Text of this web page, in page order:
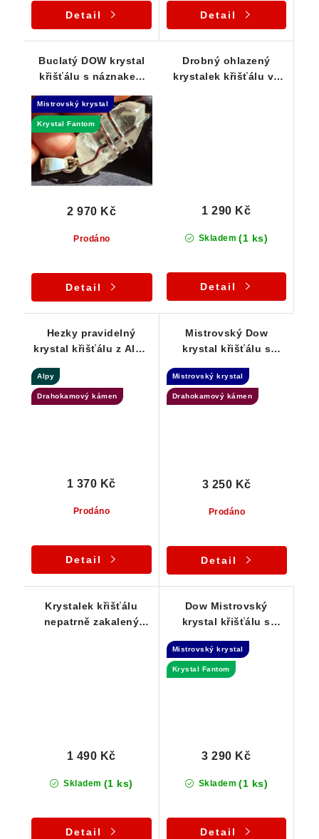
Detail Detail
Buclatý DOW krystal
křišťálu s náznakem
Luxusní přívěsek
Mistrovský krystal
Krystal Fantom
Prodáno
2 970 Kč
Detail
Drobný ohlazený
krystalek křišťálu ve
Skladem (1 ks)
1 290 Kč
Detail
Hezky pravidelný
krystal křišťálu z Alp -
Alpy
Drahokamový kámen
Prodáno
1 370 Kč
Detail
Mistrovský Dow
krystal křišťálu s
Fantomu
Mistrovský krystal
Drahokamový kámen
Prodáno
3 250 Kč
Detail
Krystalek křišťálu
nepatrně zakalený
Skladem (1 ks)
1 490 Kč
Detail
Dow Mistrovský
krystal křišťálu s
fantomu
Mistrovský krystal
Krystal Fantom
Skladem (1 ks)
3 290 Kč
Detail